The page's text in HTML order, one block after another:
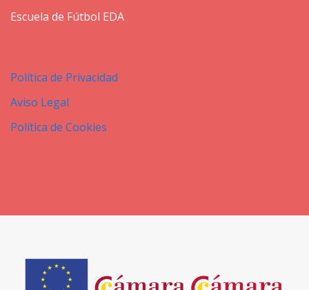
Escuela de Fútbol EDA
Política de Privacidad
Aviso Legal
Política de Cookies